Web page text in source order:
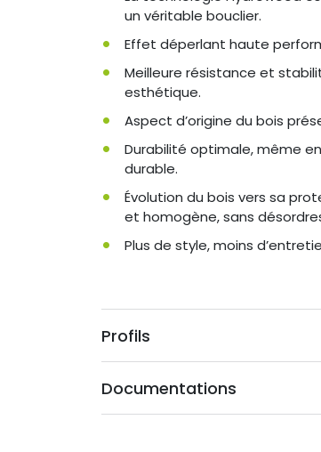
un véritable bouclier.
Effet déperlant haute
Meilleure résistance et
esthétique.
Aspect d’origine du bois
Durabilité optimale, même
durable.
Évolution du bois vers sa
et homogène, sans
Plus de style, moins
Profils
Documentations